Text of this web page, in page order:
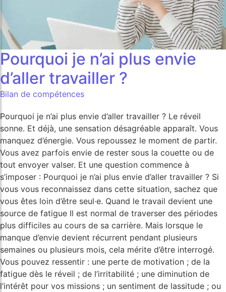
Pourquoi je n’ai plus envie
d’aller travailler ?
Bilan de compétences
Pourquoi je n’ai plus envie d’aller travailler ? Le réveil
sonne. Et déjà, une sensation désagréable apparaît. Vous
manquez d’énergie. Vous repoussez le moment de partir.
Vous avez parfois envie de rester sous la couette ou de
tout envoyer valser. Et une question commence à
s’imposer : Pourquoi je n’ai plus envie d’aller travailler ? Si
vous vous reconnaissez dans cette situation, sachez que
vous êtes loin d’être seul·e. Quand le travail devient une
source de fatigue Il est normal de traverser des périodes
plus difficiles au cours de sa carrière. Mais lorsque le
manque d’envie devient récurrent pendant plusieurs
semaines ou plusieurs mois, cela mérite d’être interrogé.
Vous pouvez ressentir : une perte de motivation ; de la
fatigue dès le réveil ; de l’irritabilité ; une diminution de
l’intérêt pour vos missions ; un sentiment de lassitude ; ou